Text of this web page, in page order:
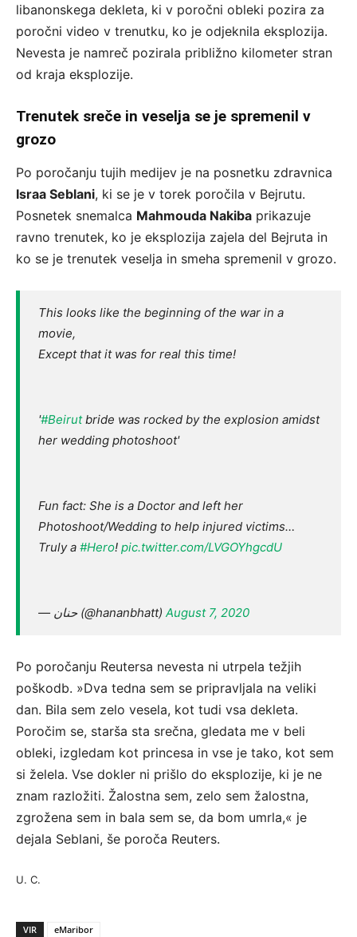
libanonskega dekleta, ki v poročni obleki pozira za
poročni video v trenutku, ko je odjeknila eksplozija.
Nevesta je namreč pozirala približno kilometer stran
od kraja eksplozije.
Trenutek sreče in veselja se je spremenil v
grozo
Po poročanju tujih medijev je na posnetku zdravnica
Israa Seblani, ki se je v torek poročila v Bejrutu.
Posnetek snemalca Mahmouda Nakiba prikazuje
ravno trenutek, ko je eksplozija zajela del Bejruta in
ko se je trenutek veselja in smeha spremenil v grozo.
This looks like the beginning of the war in a
movie,
Except that it was for real this time!
'#Beirutbride was rocked by the explosion amidst
her wedding photoshoot'
Fun fact: She is a Doctor and left her
Photoshoot/Wedding to help injured victims…
Truly a #Hero! pic.twitter.com/LVGOYhgcdU
— حنان (@hananbhatt) August 7, 2020
Po poročanju Reutersa nevesta ni utrpela težjih
poškodb. »Dva tedna sem se pripravljala na veliki
dan. Bila sem zelo vesela, kot tudi vsa dekleta.
Poročim se, starša sta srečna, gledata me v beli
obleki, izgledam kot princesa in vse je tako, kot sem
si želela. Vse dokler ni prišlo do eksplozije, ki je ne
znam razložiti. Žalostna sem, zelo sem žalostna,
zgrožena sem in bala sem se, da bom umrla,« je
dejala Seblani, še poroča Reuters.
U. C.
VIR eMaribor